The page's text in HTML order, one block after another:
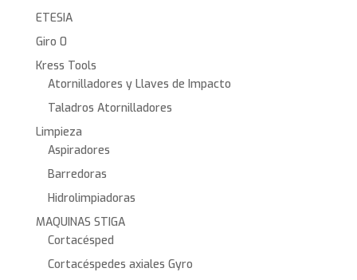
ETESIA
Giro 0
Kress Tools
Atornilladores y Llaves de Impacto
Taladros Atornilladores
Limpieza
Aspiradores
Barredoras
Hidrolimpiadoras
MAQUINAS STIGA
Cortacésped
Cortacéspedes axiales Gyro